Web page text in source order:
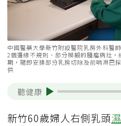
中國醫藥大學新竹附設醫院乳房外科醫
2個邊緣不規則、部分模糊的腫瘤病灶
期，隨即安排部分乳房切除及前哨淋巴
供
聽健康
新竹60歲婦人右側乳頭